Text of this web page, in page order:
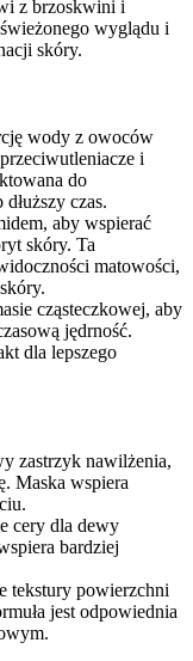
z brzoskwini i
wyglądu i
skóry.
wody z owoców
i
do
czas.
aby wspierać
skóry. Ta
matowości,
cząsteczkowej, aby
jędrność.
dla lepszego
zastrzyk nawilżenia,
Maska wspiera
cery dla dewy
bardziej
tekstury powierzchni
jest odpowiednia